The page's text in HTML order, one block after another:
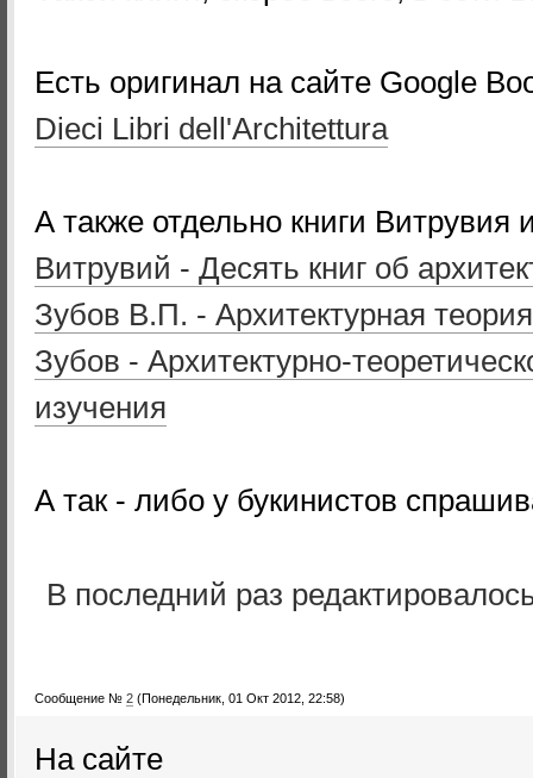
Есть оригинал на сайте Google
Dieci Libri dell'Architettura
А также отдельно книги Витрувия
Витрувий - Десять книг об
Зубов В.П. - Архитектурная
Зубов - Архитектурно-
изучения
А так - либо у букинистов
В последний раз
Сообщение № 2 (Понедельник, 01 Окт 2012, 22:58)
На сайте